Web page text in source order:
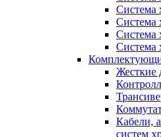
Система
Система
Система
Система
Жесткие
Кабели,
систем